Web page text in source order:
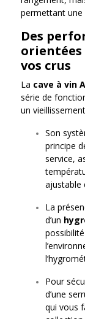
permettant une
Des
orientées
vos crus
La cave à vin
série de
un
Son
principe
service,
ajustable
La
d’un
Pour
d’une
qui vous